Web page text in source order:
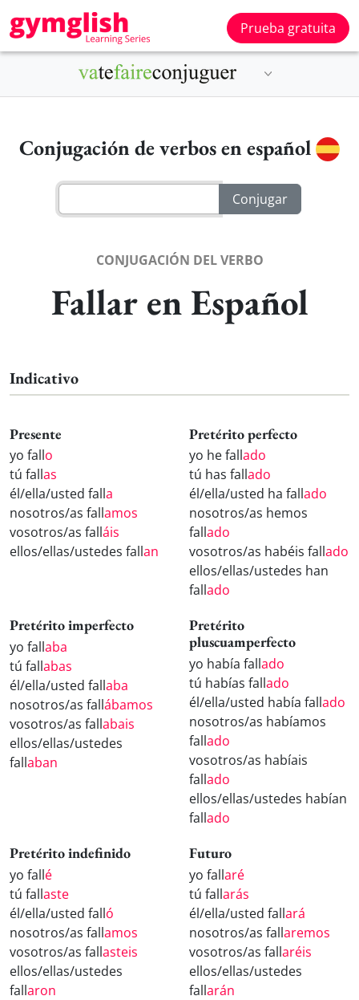
Prueba gratuita
Conjugación de verbos en español
CONJUGACIÓN DEL VERBO
Fallar en Español
Indicativo
Presente
yo fallo
tú fallas
él/ella/usted falla
nosotros/as fallamos
vosotros/as falláis
ellos/ellas/ustedes fallan
Pretérito perfecto
yo he fallado
tú has fallado
él/ella/usted ha fallado
nosotros/as hemos
fallado
vosotros/as habéis fallado
ellos/ellas/ustedes han
fallado
Pretérito imperfecto
yo fallaba
tú fallabas
él/ella/usted fallaba
nosotros/as fallábamos
vosotros/as fallabais
ellos/ellas/ustedes
fallaban
Pretérito
pluscuamperfecto
yo había fallado
tú habías fallado
él/ella/usted había fallado
nosotros/as habíamos
fallado
vosotros/as habíais
fallado
ellos/ellas/ustedes habían
fallado
Pretérito indefinido
yo fallé
tú fallaste
él/ella/usted falló
nosotros/as fallamos
vosotros/as fallasteis
ellos/ellas/ustedes
fallaron
Futuro
yo fallaré
tú fallarás
él/ella/usted fallará
nosotros/as fallaremos
vosotros/as fallaréis
ellos/ellas/ustedes
fallarán